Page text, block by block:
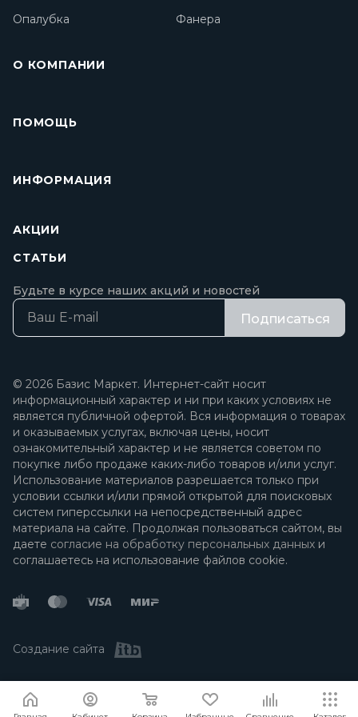
Опалубка Фанера
О КОМПАНИИ
ПОМОЩЬ
ИНФОРМАЦИЯ
АКЦИИ
СТАТЬИ
Будьте в курсе наших акций и новостей
Подписаться
© 2026 Базис Маркет. Интернет-сайт носит
информационный характер и ни при каких условиях не
является публичной офертой. Вся информация о товарах
и оказываемых услугах, включая цены, носит
ознакомительный характер и не является советом по
покупке либо продаже каких-либо товаров и/или услуг.
Использование материалов разрешается только при
условии ссылки и/или прямой открытой для поисковых
систем гиперссылки на непосредственный адрес
материала на сайте. Продолжая пользоваться сайтом, вы
даете согласие на обработку персональных данных и
соглашаетесь на использование файлов cookie.
Создание сайта
Мы используем файлы cookie. Подробнее Я согласен